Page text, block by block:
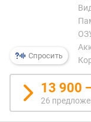
т
с
Спросить
13 900
26